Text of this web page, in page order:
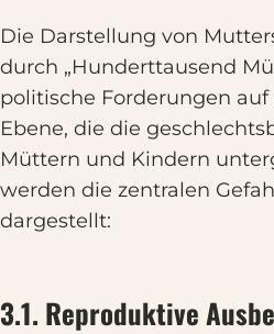
Die Darstellung von
durch „Hunderttausend
politische Forderungen
Ebene, die die
Müttern und Kindern
werden die zentralen
dargestellt:
3.1. Reproduktive